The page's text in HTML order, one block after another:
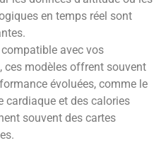
en temps réel sont
compatible avec vos
ces modèles offrent souvent
évoluées, comme le
cardiaque et des calories
souvent des cartes